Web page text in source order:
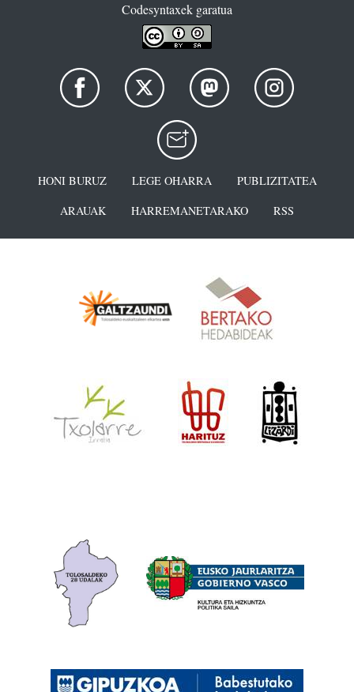
Codesyntaxek garatua
HONI BURUZ LEGE OHARRA
PUBLIZITATEA
ARAUAK
HARREMANETARAKO RSS